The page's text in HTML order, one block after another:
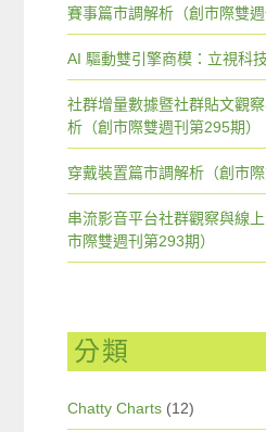
賽事篇市調解析（創市際雙週
AI 驅動雙引擎商模：立視科
社群增量數據暨社群貼文觀
析（創市際雙週刊第295期）
穿戴裝置篇市調解析（創市際
串流影音平台社群觀察與線
市際雙週刊第293期）
分類
Chatty Charts (12)